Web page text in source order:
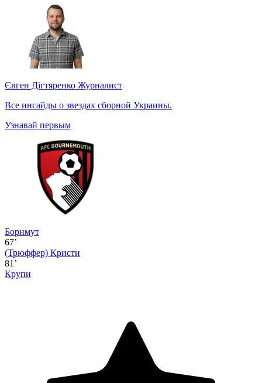
Євген Дігтяренко Журналист
Все инсайды о звездах сборной Украины.
Узнавай первым
Борнмут
67’
(Трюффер) Кристи
81’
Крупи